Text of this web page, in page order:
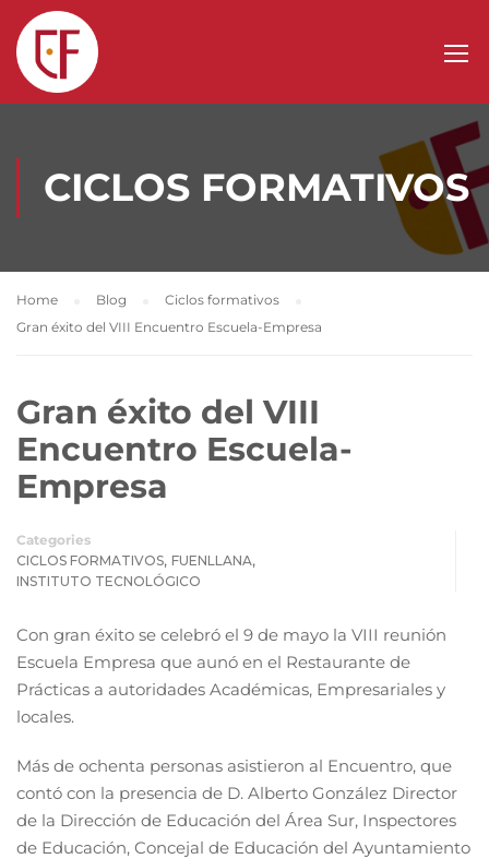
CICLOS FORMATIVOS
Home Blog
Ciclos formativos
Gran éxito del VIII Encuentro Escuela-Empresa
Gran éxito del VIII
Encuentro Escuela-
Empresa
Categories
CICLOS FORMATIVOS, FUENLLANA,
INSTITUTO TECNOLÓGICO
Con gran éxito se celebró el 9 de mayo la VIII reunión
Escuela Empresa que aunó en el Restaurante de
Prácticas a autoridades Académicas, Empresariales y
locales.
Más de ochenta personas asistieron al Encuentro, que
contó con la presencia de D. Alberto González Director
de la Dirección de Educación del Área Sur, Inspectores
de Educación, Concejal de Educación del Ayuntamiento